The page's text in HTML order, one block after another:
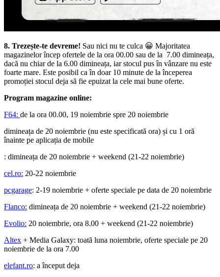
8. Trezește-te devreme! Sau nici nu te culca 😀 Majoritatea
magazinelor încep ofertele de la ora 00.00 sau de la 7.00 dimineața,
dacă nu chiar de la 6.00 dimineața, iar stocul pus în vânzare nu este
foarte mare. Este posibil ca în doar 10 minute de la începerea
promoției stocul deja să fie epuizat la cele mai bune oferte.
Program magazine online:
F64: de la ora 00.00, 19 noiembrie spre 20 noiembrie
dimineața de 20 noiembrie (nu este specificată ora) și cu 1 oră
înainte pe aplicația de mobile
: dimineața de 20 noiembrie + weekend (21-22 noiembrie)
cel.ro: 20-22 noiembrie
pcgarage: 2-19 noiembrie + oferte speciale pe data de 20 noiembrie
Flanco: dimineața de 20 noiembrie + weekend (21-22 noiembrie)
Evolio: 20 noiembrie, ora 8.00 + weekend (21-22 noiembrie)
Altex + Media Galaxy: toată luna noiembrie, oferte speciale pe 20
noiembrie de la ora 7.00
elefant.ro: a început deja